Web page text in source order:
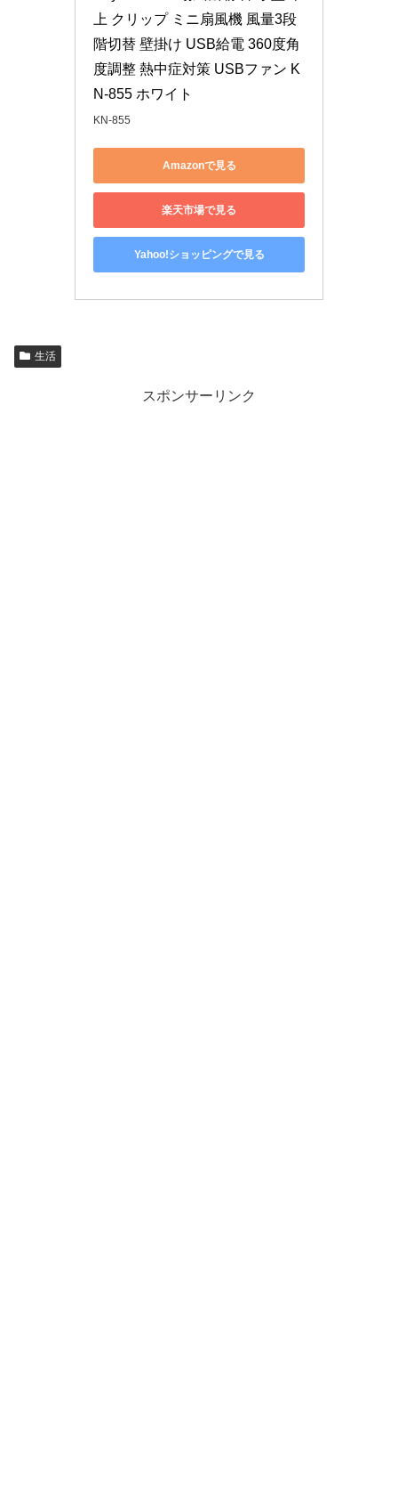
上 クリップ ミニ扇風機 風量3段
階切替 壁掛け USB給電 360度角
度調整 熱中症対策 USBファン K
N-855 ホワイト
KN-855
Amazonで見る
楽天市場で見る
Yahoo!ショッピングで見る
生活
スポンサーリンク